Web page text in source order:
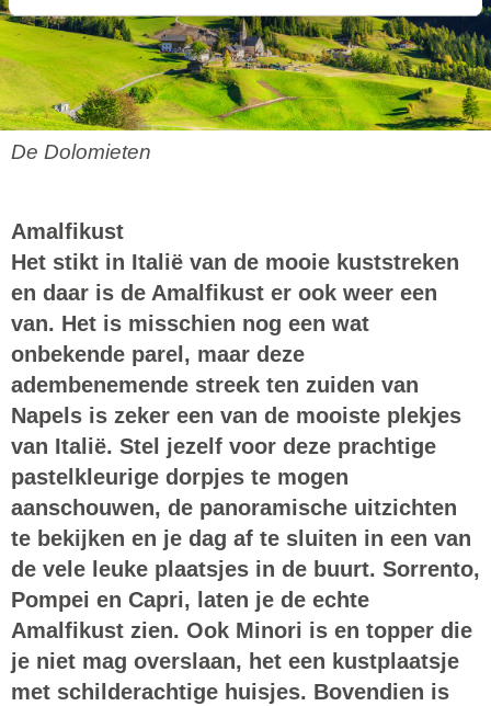
De Dolomieten
Amalfikust
Het stikt in Italië van de mooie kuststreken
en daar is de Amalfikust er ook weer een
van. Het is misschien nog een wat
onbekende parel, maar deze
adembenemende streek ten zuiden van
Napels is zeker een van de mooiste plekjes
van Italië. Stel jezelf voor deze prachtige
pastelkleurige dorpjes te mogen
aanschouwen, de panoramische uitzichten
te bekijken en je dag af te sluiten in een van
de vele leuke plaatsjes in de buurt. Sorrento,
Pompei en Capri, laten je de echte
Amalfikust zien. Ook Minori is en topper die
je niet mag overslaan, het een kustplaatsje
met schilderachtige huisjes. Bovendien is